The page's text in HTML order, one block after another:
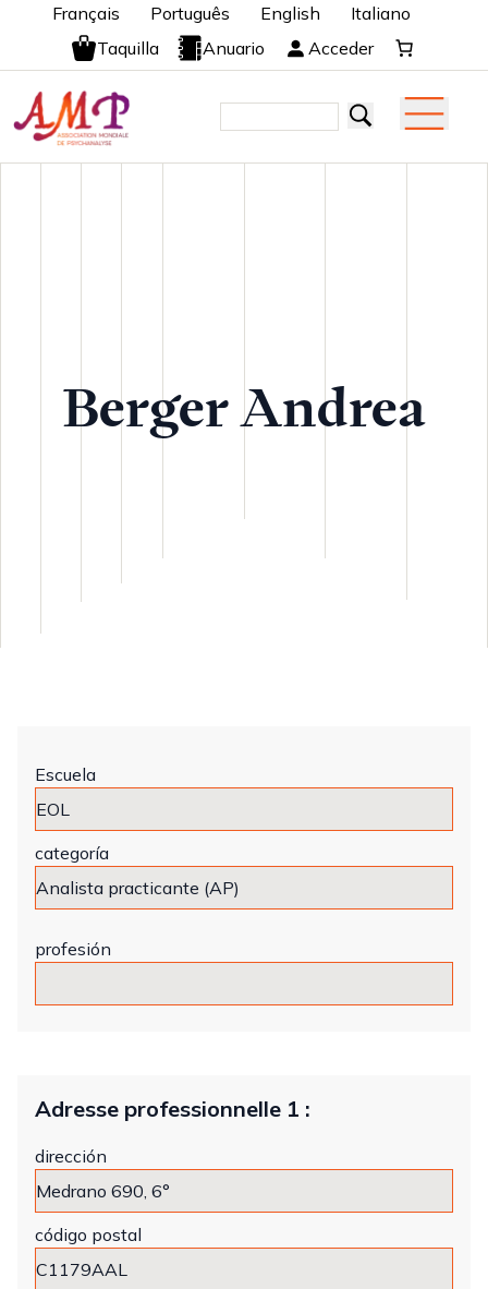
Français Português English
Italiano
Taquilla
Anuario Acceder
Berger Andrea
Escuela
categoría
profesión
Adresse professionnelle 1 :
dirección
código postal